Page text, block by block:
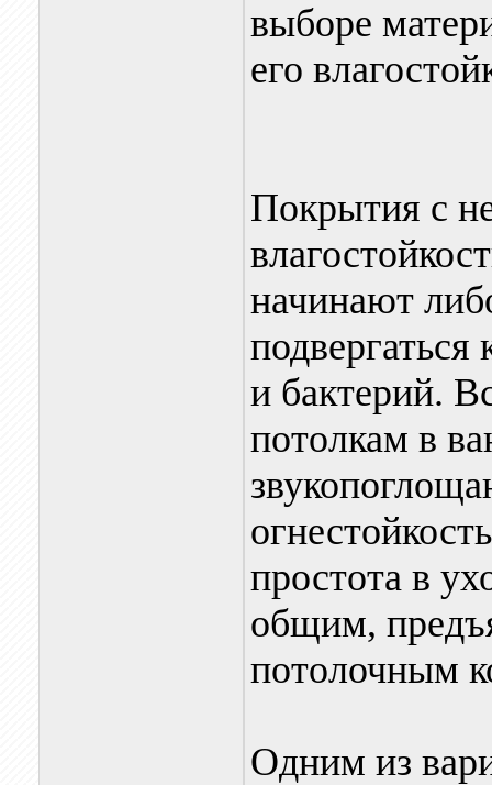
выборе
его
Покрытия с
начинают
подвергаться
и бактерий.
потолкам в
простота в
общим,
потолочным
Одним из